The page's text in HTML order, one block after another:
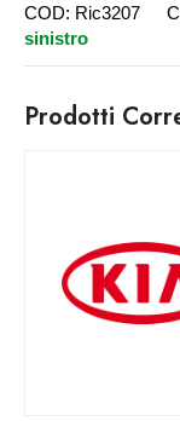
COD: Ric3207
sinistro
Prodotti